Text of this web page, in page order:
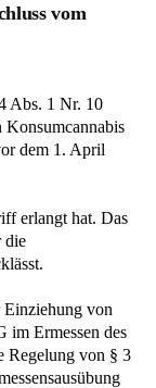
vom
Abs. 1 Nr. 10
Konsumcannabis
dem 1. April
erlangt hat. Das
die
von
im Ermessen des
Regelung von § 3